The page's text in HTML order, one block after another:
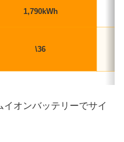
1,790kWh
\36
オンバッテリーでサイ